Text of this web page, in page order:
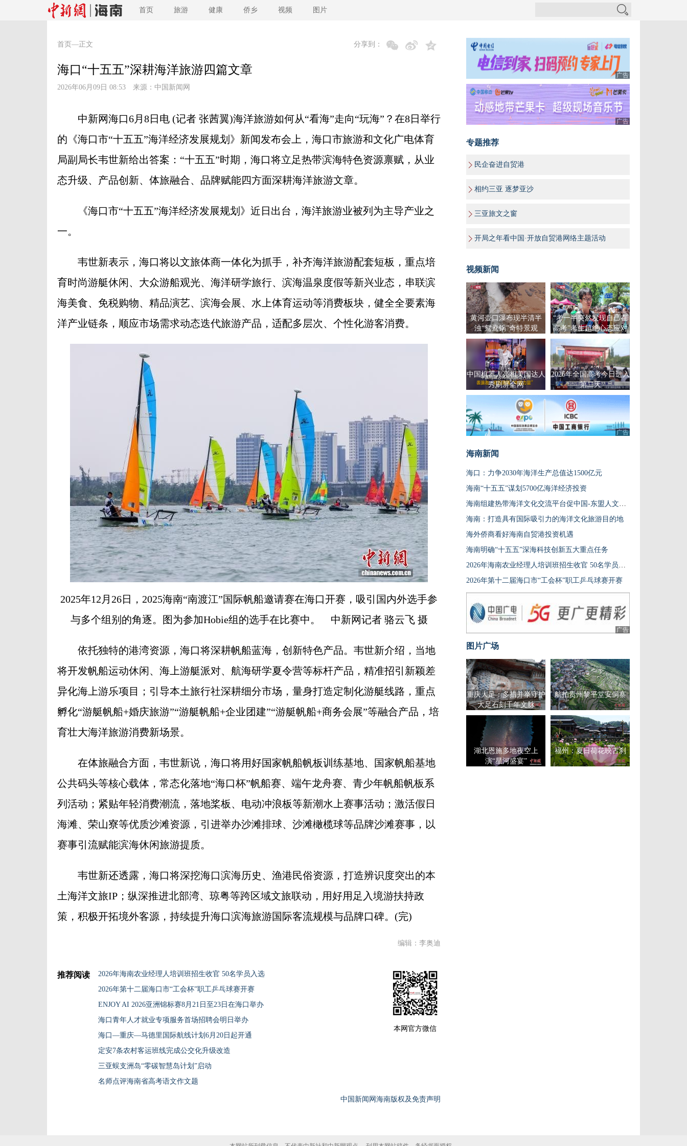
首页 旅游 健康 侨乡 视频 图片
首页 —正文 分享到：
海口“十五五”深耕海洋旅游四篇文章
2026年06月09日 08:53 来源： 中国新闻网
中新网海口6月8日电 (记者 张茜翼)海洋旅游如何从“看海”走向“玩海”？在8日举行
的《海口市“十五五”海洋经济发展规划》新闻发布会上，海口市旅游和文化广电体育
局副局长韦世新给出答案：“十五五”时期，海口将立足热带滨海特色资源禀赋，从业
态升级、产品创新、体旅融合、品牌赋能四方面深耕海洋旅游文章。
《海口市“十五五”海洋经济发展规划》近日出台，海洋旅游业被列为主导产业之
一。
韦世新表示，海口将以文旅体商一体化为抓手，补齐海洋旅游配套短板，重点培
育时尚游艇休闲、大众游船观光、海洋研学旅行、滨海温泉度假等新兴业态，串联滨
海美食、免税购物、精品演艺、滨海会展、水上体育运动等消费板块，健全全要素海
洋产业链条，顺应市场需求动态迭代旅游产品，适配多层次、个性化游客消费。
2025年12月26日，2025海南“南渡江”国际帆船邀请赛在海口开赛，吸引国内外选手参
与多个组别的角逐。图为参加Hobie组的选手在比赛中。 中新网记者 骆云飞 摄
依托独特的港湾资源，海口将深耕帆船蓝海，创新特色产品。韦世新介绍，当地
将开发帆船运动休闲、海上游艇派对、航海研学夏令营等标杆产品，精准招引新颖差
异化海上游乐项目；引导本土旅行社深耕细分市场，量身打造定制化游艇线路，重点
孵化“游艇帆船+婚庆旅游”“游艇帆船+企业团建”“游艇帆船+商务会展”等融合产品，培
育壮大海洋旅游消费新场景。
在体旅融合方面，韦世新说，海口将用好国家帆船帆板训练基地、国家帆船基地
公共码头等核心载体，常态化落地“海口杯”帆船赛、端午龙舟赛、青少年帆船帆板系
列活动；紧贴年轻消费潮流，落地桨板、电动冲浪板等新潮水上赛事活动；激活假日
海滩、荣山寮等优质沙滩资源，引进举办沙滩排球、沙滩橄榄球等品牌沙滩赛事，以
赛事引流赋能滨海休闲旅游提质。
韦世新还透露，海口将深挖海口滨海历史、渔港民俗资源，打造辨识度突出的本
土海洋文旅IP；纵深推进北部湾、琼粤等跨区域文旅联动，用好用足入境游扶持政
策，积极开拓境外客源，持续提升海口滨海旅游国际客流规模与品牌口碑。(完)
编辑：李奥迪
推荐阅读
2026年海南农业经理人培训班招生收官 50名学员入选
2026年第十二届海口市“工会杯”职工乒乓球赛开赛
ENJOY AI 2026亚洲锦标赛8月21日至23日在海口举办
海口青年人才就业专项服务首场招聘会明日举办
海口—重庆—马德里国际航线计划6月20日起开通
定安7条农村客运班线完成公交化升级改造
三亚蜈支洲岛“零碳智慧岛计划”启动
名师点评海南省高考语文作文题
本网官方微信
中国新闻网海南版权及免责声明
广告
广告
专题推荐
民企奋进自贸港
相约三亚 逐梦亚沙
三亚旅文之窗
开局之年看中国·开放自贸港网络主题活动
视频新闻
黄河壶口瀑布现半清半
浊“鸳鸯锅”奇特景观
“考一半突然发现自己在
高考”考生超绝心态应对
高考
中国机器人亮相美国达人
秀刷屏全网
2026年全国高考今日进入
第二天
广告
海南新闻
海口：力争2030年海洋生产总值达1500亿元
海南“十五五”谋划5700亿海洋经济投资
海南组建热带海洋文化交流平台促中国-东盟人文交流
海南：打造具有国际吸引力的海洋文化旅游目的地
海外侨商看好海南自贸港投资机遇
海南明确“十五五”深海科技创新五大重点任务
2026年海南农业经理人培训班招生收官 50名学员入选
2026年第十二届海口市“工会杯”职工乒乓球赛开赛
广告
图片广场
重庆大足：多措并举守护
大足石刻千年文脉
航拍贵州黎平堂安侗寨
湖北恩施多地夜空上
演“星河盛宴”
福州：夏日荷花映古刹